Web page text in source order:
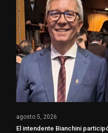
agosto 5, 2026
El intendente Bianchini